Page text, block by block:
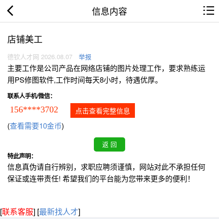
信息内容
店铺美工
德钦人才网 2026.08.07 举报
主要工作是公司产品在网络店铺的图片处理工作，要求熟练运
用PS修图软件,工作时间每天8小时，待遇优厚。
联系人手机/微信：
156****3702 点击查看完整信息
(查看需要10金币)
特此声明：
信息真伪请自行辨别，求职应聘须谨慎，网站对此不承担任何
保证或连带责任! 希望我们的平台能为您带来更多的便利！
[联系客服] [最新找人才]